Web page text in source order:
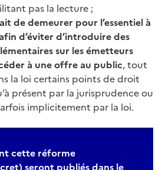
pas la lecture ;
de demeurer pour l’essentiel à
d’éviter d’introduire des
sur les émetteurs
à une offre au public, tout
la loi certains points de droit
présent par la jurisprudence ou
implicitement par la loi.
cette réforme
seront publiés dans le